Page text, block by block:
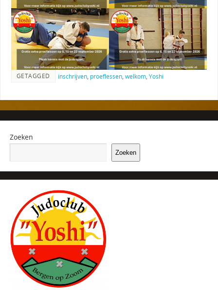
GETAGGED inschrijven, proeflessen, welkom, Yoshi
Zoeken
Zoeken